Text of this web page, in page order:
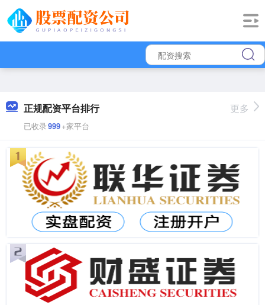
正规配资平台排行
已收录999+家平台
更多